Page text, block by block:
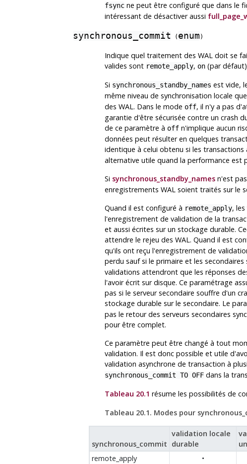
fsync ne peut être configuré que dans le
intéressant de désactiver aussi
synchronous_commit ( enum )
Indique quel traitement des WAL doit se
valides sont remote_apply, on (par
Si synchronous_standby_names est vide,
même niveau de synchronisation locale que
des WAL. Dans le mode off, il n'y a pas
garantie d'être sécurisée contre un crash
de ce paramètre à off n'implique aucun
données peut résulter en quelques
identique à celui obtenu si les
alternative utile quand la performance est
Si synchronous_standby_names n'est
enregistrements WAL soient traités sur le
Quand il est configuré à remote_apply,
l'enregistrement de validation de la
et aussi écrites sur un stockage durable.
attendre le rejeu des WAL. Quand il est
qu'ils ont reçu l'enregistrement de
perdu sauf si le primaire et les
validations attendront que les réponses
l'avoir écrit sur disque. Ce paramétrage
pas si le serveur secondaire souffre d'un
stockage durable sur le secondaire. Le
pas le retour des serveurs secondaires
pour être complet.
Ce paramètre peut être changé à tout
validation. Il est donc possible et utile
validation asynchrone de transaction à
synchronous_commit TO OFF dans la
Tableau 20.1 résume les possibilités de
Tableau 20.1. Modes pour
synchronous_commit
validation locale
durable
remote_apply
•